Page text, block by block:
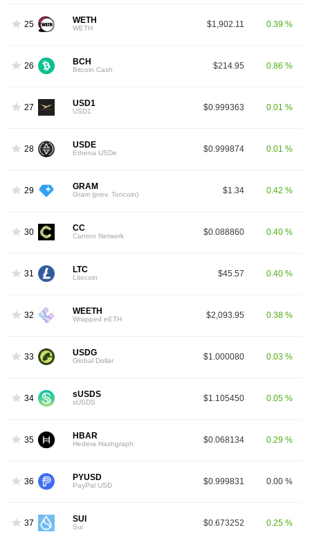
25 WETH
WETH $1,902.11 0.39 %
26 BCH
Bitcoin Cash $214.95 0.86 %
27 USD1
USD1 $0.999363 0.01 %
28 USDE
Ethena USDe $0.999874 0.01 %
29 GRAM
Gram (prev. Toncoin) $1.34 0.42 %
30 CC
Canton Network $0.088860 0.40 %
31 LTC
Litecoin $45.57 0.40 %
32 WEETH
Wrapped eETH $2,093.95 0.38 %
33 USDG
Global Dollar $1.000080 0.03 %
34 sUSDS
sUSDS $1.105450 0.05 %
35 HBAR
Hedera Hashgraph $0.068134 0.29 %
36 PYUSD
PayPal USD $0.999831 0.00 %
37 SUI
Sui $0.673252 0.25 %